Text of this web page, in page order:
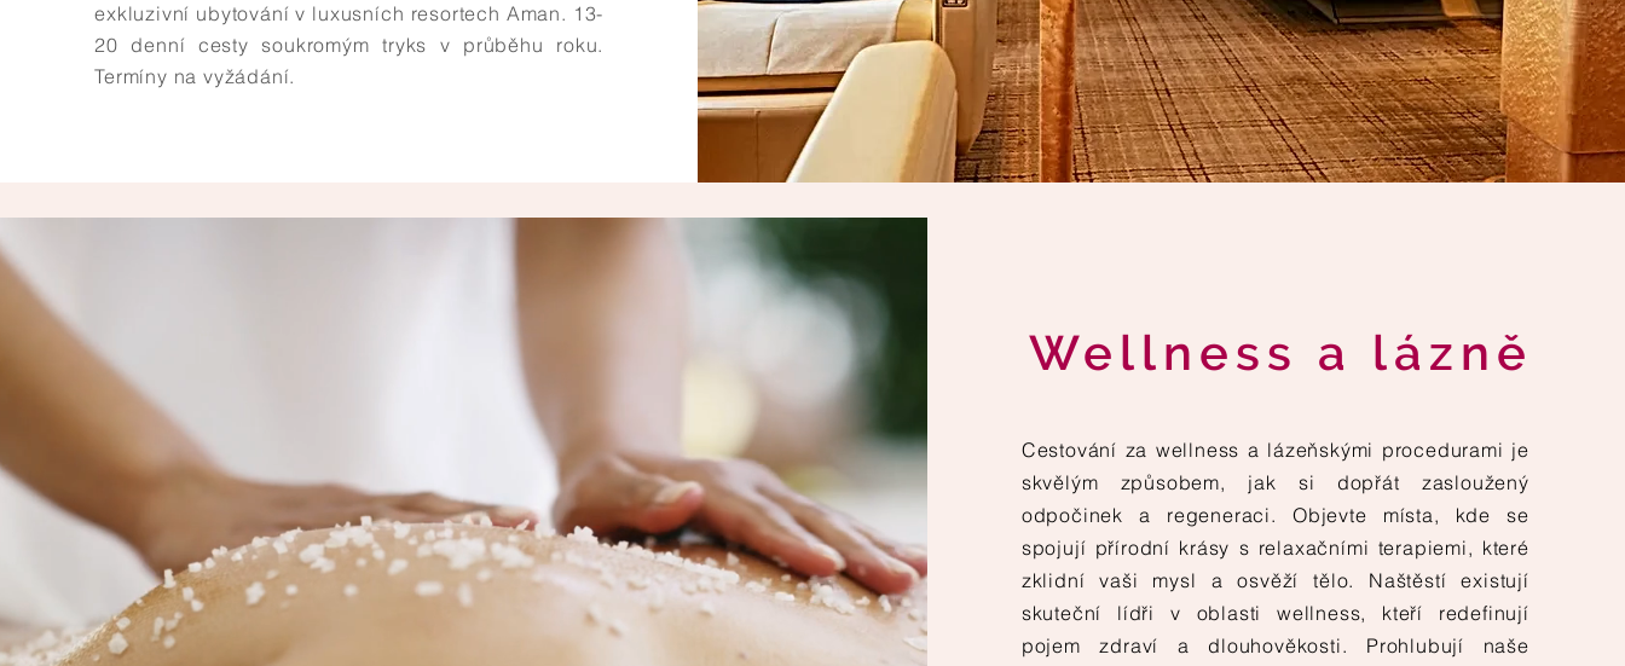
exkluzivní ubytování v luxusních resortech Aman. 13-
20 denní cesty soukromým tryks v průběhu roku.
Termíny na vyžádání.
Wellness a lázně
Cestování za wellness a lázeňskými procedurami je
skvělým způsobem, jak si dopřát zasloužený
odpočinek a regeneraci. Objevte místa, kde se
spojují přírodní krásy s relaxačními terapiemi, které
zklidní vaši mysl a osvěží tělo. Naštěstí existují
skuteční lídři v oblasti wellness, kteří redefinují
pojem zdraví a dlouhověkosti. Prohlubují naše